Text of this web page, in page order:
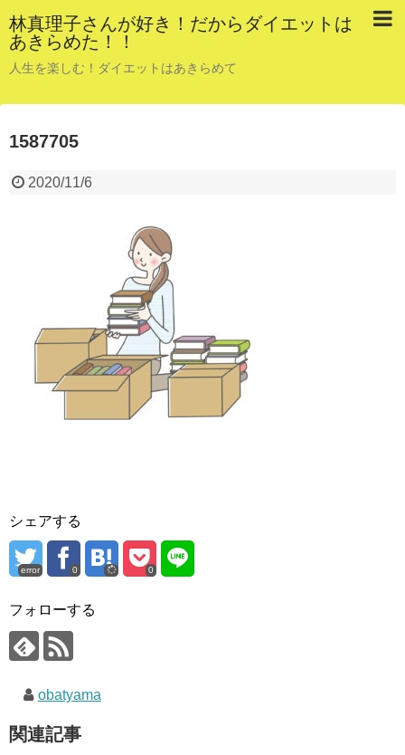
林真理子さんが好き！だからダイエットは
あきらめた！！
人生を楽しむ！ダイエットはあきらめて
1587705
2020/11/6
シェアする
error 0 0
フォローする
obatyama
関連記事